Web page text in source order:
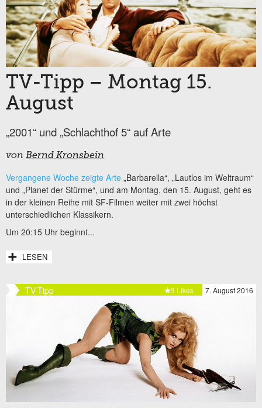
TV-Tipp – Montag 15.
August
„2001“ und „Schlachthof 5“ auf Arte
von Bernd Kronsbein
Vergangene Woche zeigte Arte „Barbarella“, „Lautlos im Weltraum“
und „Planet der Stürme“, und am Montag, den 15. August, geht es
in der kleinen Reihe mit SF-Filmen weiter mit zwei höchst
unterschiedlichen Klassikern.
Um 20:15 Uhr beginnt...
LESEN
TV-Tipp 7. August 2016
3 Likes